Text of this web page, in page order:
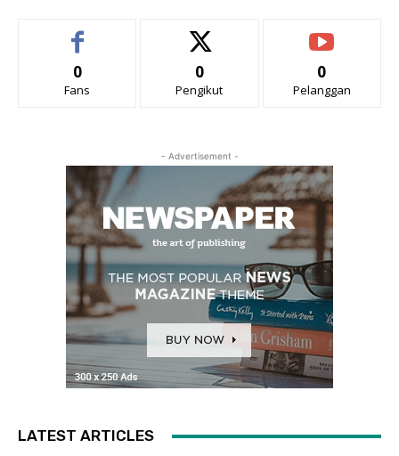
0
Fans
0
Pengikut
0
Pelanggan
- Advertisement -
LATEST ARTICLES